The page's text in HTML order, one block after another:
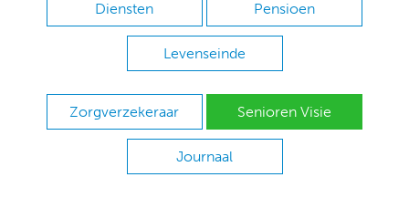
Diensten Pensioen
Levenseinde
Zorgverzekeraar Senioren Visie
Journaal